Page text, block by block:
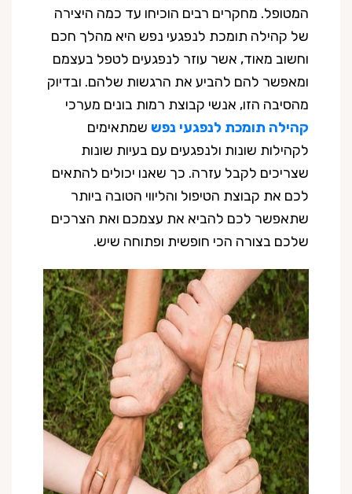
המטופל. מחקרים רבים הוכיחו עד כמה היצירה
של קהילה תומכת לנפגעי נפש היא מהלך חכם
וחשוב מאוד, אשר עוזר לנפגעים לטפל בעצמם
ומאפשר להם להביע את הרגשות שלהם. ובדיוק
מהסיבה הזו, אנשי קבוצת רמות בונים מערכי
קהילה תומכת לנפגעי נפש שמתאימים
לקהילות שונות ולנפגעים עם בעיות שונות
שצריכים לקבל עזרה. כך שאנו יכולים להתאים
לכם את קבוצת הטיפול והליווי הטובה ביותר
שתאפשר לכם להביא את עצמכם ואת הצרכים
שלכם בצורה הכי חופשית ופתוחה שיש.